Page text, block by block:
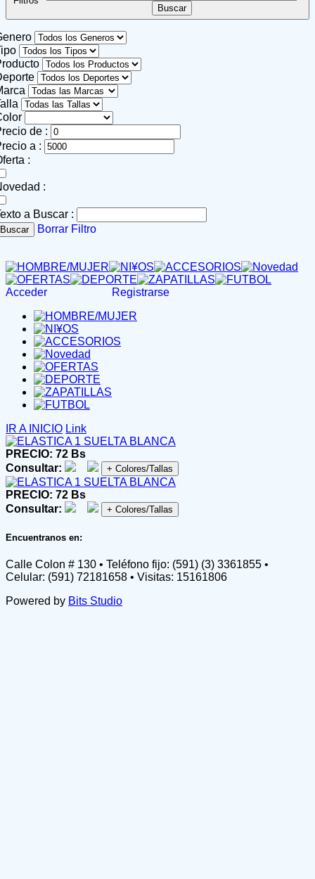
de :
a :
:
:
a Buscar :
Buscar Borrar Filtro
Acceder Registrarse
IR A INICIO Link
PRECIO: 72 Bs
Consultar:
+ Colores/Tallas
PRECIO: 72 Bs
Consultar:
+ Colores/Tallas
Encuentranos en:
Calle Colon # 130 • Teléfono fijo: (591) (3) 3361855 •
Celular: (591) 72181658 • Visitas: 15161806
Powered by Bits Studio